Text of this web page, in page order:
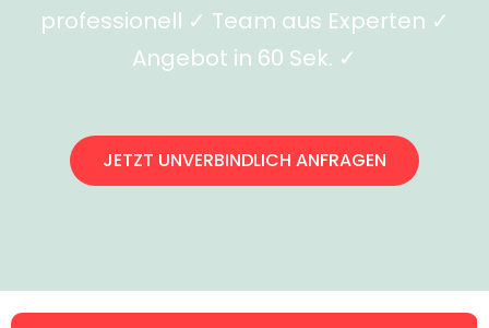
professionell ✓ Team aus Experten ✓
Angebot in 60 Sek. ✓
JETZT UNVERBINDLICH ANFRAGEN